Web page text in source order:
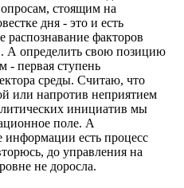
стоящим на
дня - это и есть
распознавание факторов
А определить свою позицию
- первая ступень
среды. Считаю, что
или напротив неприятием
инициатив мы
поле. А
информации есть процесс
до управления на
не доросла.